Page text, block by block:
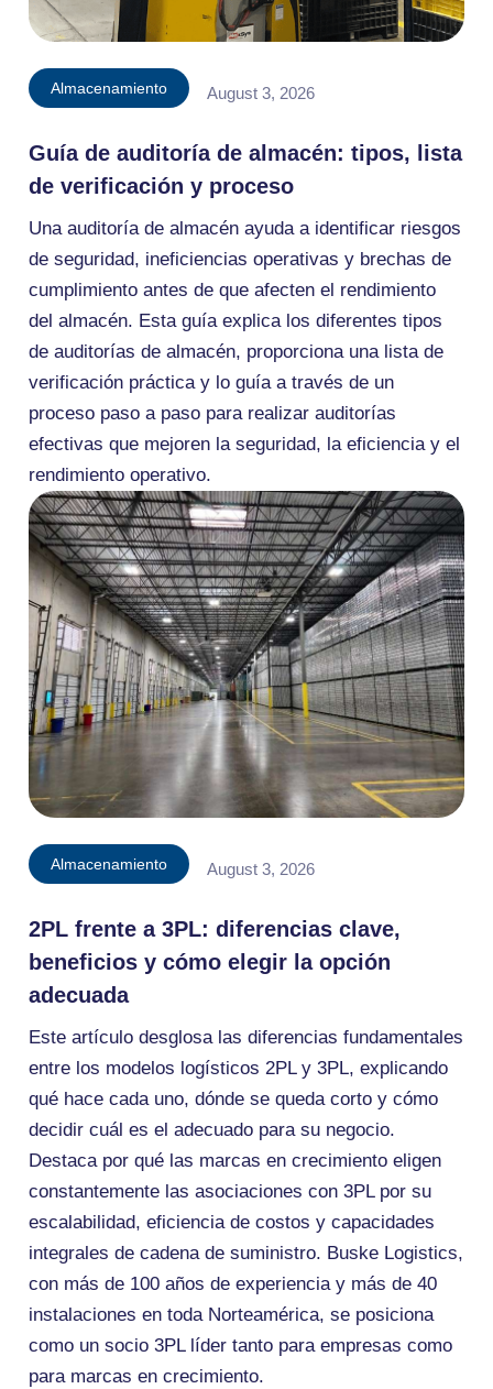
Almacenamiento August 3, 2026
Guía de auditoría de almacén: tipos, lista
de verificación y proceso
Una auditoría de almacén ayuda a identificar riesgos
de seguridad, ineficiencias operativas y brechas de
cumplimiento antes de que afecten el rendimiento
del almacén. Esta guía explica los diferentes tipos
de auditorías de almacén, proporciona una lista de
verificación práctica y lo guía a través de un
proceso paso a paso para realizar auditorías
efectivas que mejoren la seguridad, la eficiencia y el
rendimiento operativo.
Almacenamiento August 3, 2026
2PL frente a 3PL: diferencias clave,
beneficios y cómo elegir la opción
adecuada
Este artículo desglosa las diferencias fundamentales
entre los modelos logísticos 2PL y 3PL, explicando
qué hace cada uno, dónde se queda corto y cómo
decidir cuál es el adecuado para su negocio.
Destaca por qué las marcas en crecimiento eligen
constantemente las asociaciones con 3PL por su
escalabilidad, eficiencia de costos y capacidades
integrales de cadena de suministro. Buske Logistics,
con más de 100 años de experiencia y más de 40
instalaciones en toda Norteamérica, se posiciona
como un socio 3PL líder tanto para empresas como
para marcas en crecimiento.